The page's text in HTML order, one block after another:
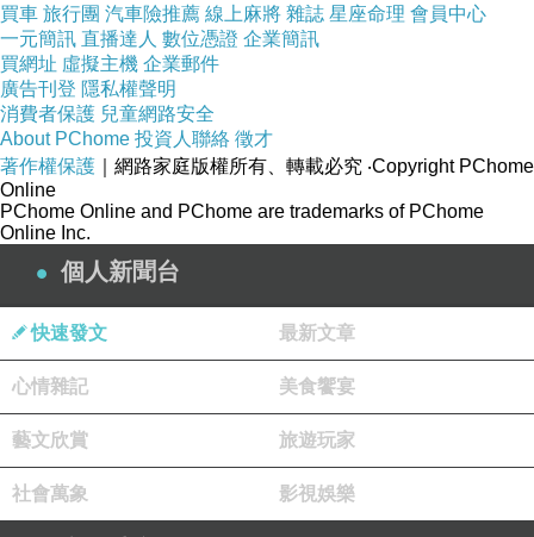
買車 旅行團 汽車險推薦 線上麻將 雜誌 星座命理 會員中心
一元簡訊 直播達人 數位憑證 企業簡訊
買網址 虛擬主機 企業郵件
廣告刊登 隱私權聲明
消費者保護 兒童網路安全
About PChome 投資人聯絡 徵才
著作權保護 ｜網路家庭版權所有、轉載必究 ‧Copyright PChome
Online
PChome Online and PChome are trademarks of PChome
Online Inc.
個人新聞台
快速發文 最新文章
心情雜記 美食饗宴
藝文欣賞 旅遊玩家
社會萬象 影視娛樂